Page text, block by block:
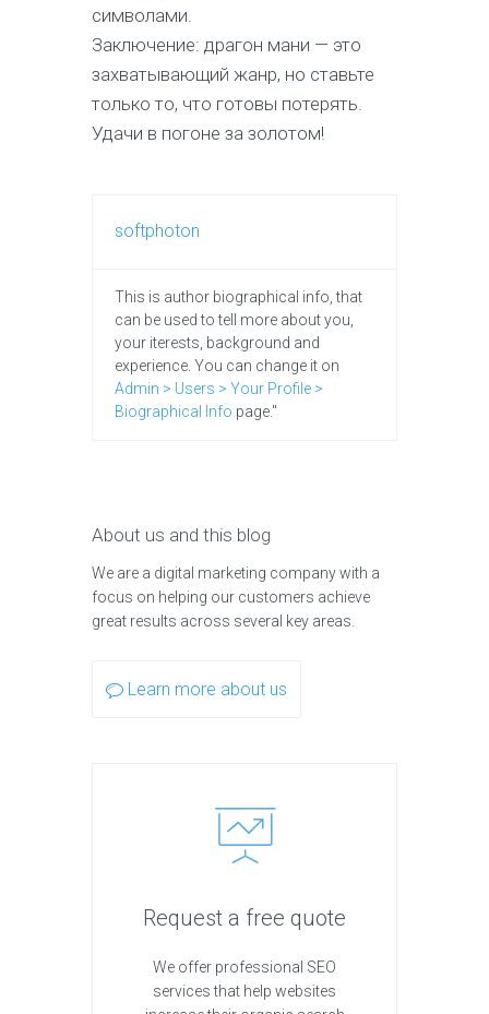
символами.
Заключение: драгон мани — это
захватывающий жанр, но ставьте
только то, что готовы потерять.
Удачи в погоне за золотом!
softphoton
This is author biographical info, that
can be used to tell more about you,
your iterests, background and
experience. You can change it on
Admin > Users > Your Profile >
Biographical Info page."
About us and this blog
We are a digital marketing company with a
focus on helping our customers achieve
great results across several key areas.
Learn more about us
Request a free quote
We offer professional SEO
services that help websites